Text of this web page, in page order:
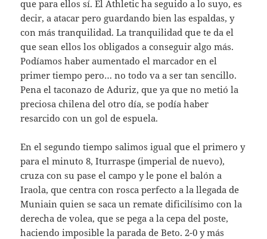
que para ellos sí. El Athletic ha seguido a lo suyo, es
decir, a atacar pero guardando bien las espaldas, y
con más tranquilidad. La tranquilidad que te da el
que sean ellos los obligados a conseguir algo más.
Podíamos haber aumentado el marcador en el
primer tiempo pero… no todo va a ser tan sencillo.
Pena el taconazo de Aduriz, que ya que no metió la
preciosa chilena del otro día, se podía haber
resarcido con un gol de espuela.
En el segundo tiempo salimos igual que el primero y
para el minuto 8, Iturraspe (imperial de nuevo),
cruza con su pase el campo y le pone el balón a
Iraola, que centra con rosca perfecto a la llegada de
Muniain quien se saca un remate dificilísimo con la
derecha de volea, que se pega a la cepa del poste,
haciendo imposible la parada de Beto. 2-0 y más